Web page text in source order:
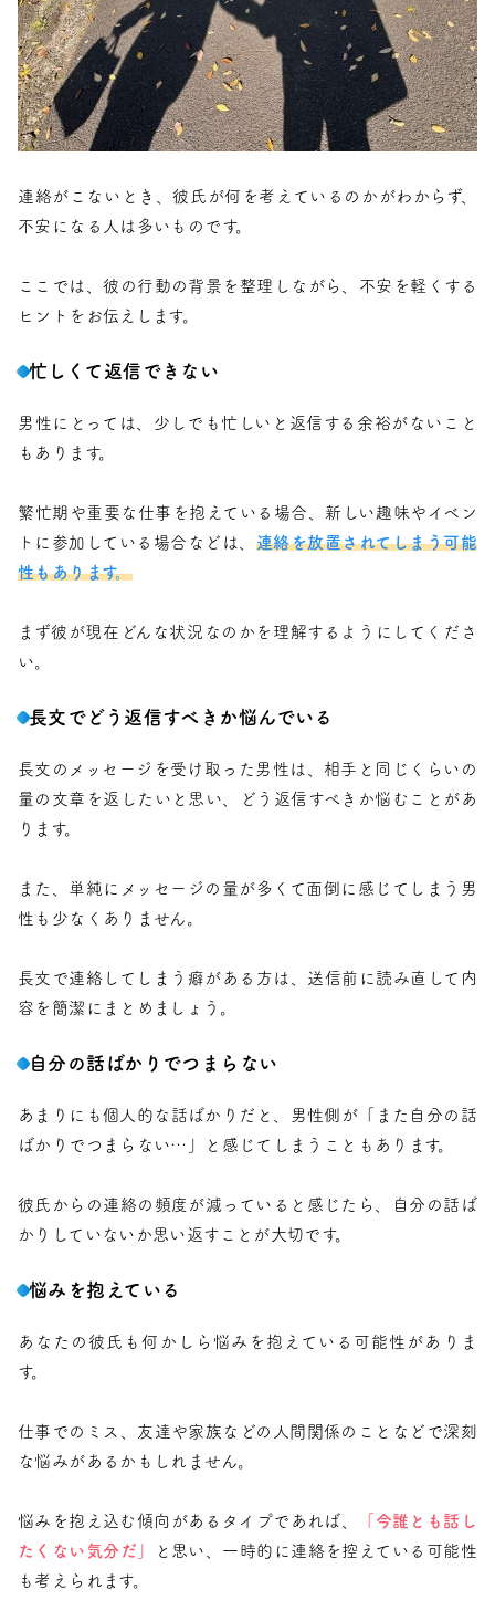
連絡がこないとき、彼氏が何を考えているのかがわからず、
不安になる人は多いものです。
ここでは、彼の行動の背景を整理しながら、不安を軽くする
ヒントをお伝えします。
忙しくて返信できない
男性にとっては、少しでも忙しいと返信する余裕がないこと
もあります。
繁忙期や重要な仕事を抱えている場合、新しい趣味やイベン
トに参加している場合などは、 連絡を放置されてしまう可能
性もあります。
まず彼が現在どんな状況なのかを理解するようにしてくださ
い。
長文でどう返信すべきか悩んでいる
長文のメッセージを受け取った男性は、相手と同じくらいの
量の文章を返したいと思い、どう返信すべきか悩むことがあ
ります。
また、単純にメッセージの量が多くて面倒に感じてしまう男
性も少なくありません。
長文で連絡してしまう癖がある方は、送信前に読み直して内
容を簡潔にまとめましょう。
自分の話ばかりでつまらない
あまりにも個人的な話ばかりだと、男性側が「また自分の話
ばかりでつまらない…」と感じてしまうこともあります。
彼氏からの連絡の頻度が減っていると感じたら、自分の話ば
かりしていないか思い返すことが大切です。
悩みを抱えている
あなたの彼氏も何かしら悩みを抱えている可能性がありま
す。
仕事でのミス、友達や家族などの人間関係のことなどで深刻
な悩みがあるかもしれません。
悩みを抱え込む傾向があるタイプであれば、
「今誰とも話し
たくない気分だ」
と思い、一時的に連絡を控えている可能性
も考えられます。